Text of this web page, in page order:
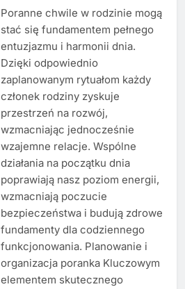
Poranne chwile w rodzinie mogą
stać się fundamentem pełnego
entuzjazmu i harmonii dnia.
Dzięki odpowiednio
zaplanowanym rytuałom każdy
członek rodziny zyskuje
przestrzeń na rozwój,
wzmacniając jednocześnie
wzajemne relacje. Wspólne
działania na początku dnia
poprawiają nasz poziom energii,
wzmacniają poczucie
bezpieczeństwa i budują zdrowe
fundamenty dla codziennego
funkcjonowania. Planowanie i
organizacja poranka Kluczowym
elementem skutecznego